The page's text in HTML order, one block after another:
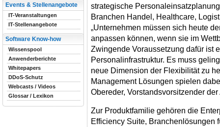
strategische
Branchen Handel, Healthcare,
„Unternehmen müssen sich heute
anpassen können, wenn sie im
Zwingende Voraussetzung dafür ist
Personalinfrastruktur. Es muss
neue Dimension der Flexibilität zu
Management Lösungen spielen
Obereder, Vorstandsvorsitzender der
Zur Produktfamilie gehören die
Efficiency Suite, Branchenlösungen
Events & Stellenangebote
IT-Veranstaltungen
IT-Stellenangebote
Software Know-how
Wissenspool
Anwenderberichte
Whitepapers
DDoS-Schutz
Webcasts / Videos
Glossar / Lexikon